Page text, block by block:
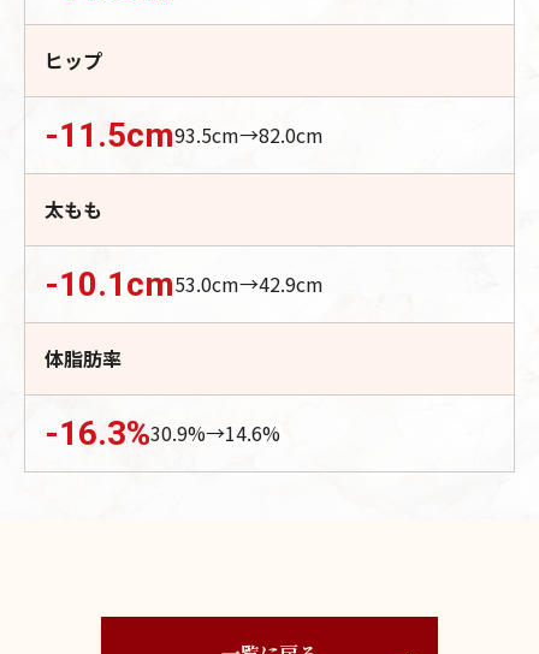
ヒップ
-11.5cm93.5cm→82.0cm
太もも
-10.1cm53.0cm→42.9cm
体脂肪率
-16.3%30.9%→14.6%